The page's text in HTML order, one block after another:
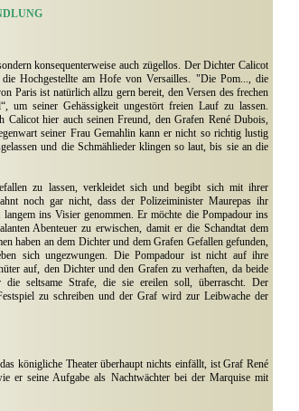
konsequenterweise auch zügellos. Der Dichter Calicot
Hochgestellte am Hofe von Versailles. "Die Pom..., die
Paris ist natürlich allzu gern bereit, den Versen des frechen
um seiner Gehässigkeit ungestört freien Lauf zu lassen.
hier auch seinen Freund, den Grafen René Dubois,
seiner Frau Gemahlin kann er nicht so richtig lustig
und die Schmählieder klingen so laut, bis sie an die
zu lassen, verkleidet sich und begibt sich mit ihrer
noch gar nicht, dass der Polizeiminister Maurepas ihr
ins Visier genommen. Er möchte die Pompadour ins
Abenteuer zu erwischen, damit er die Schandtat dem
haben an dem Dichter und dem Grafen Gefallen gefunden,
sich ungezwungen. Die Pompadour ist nicht auf ihre
auf, den Dichter und den Grafen zu verhaften, da beide
seltsame Strafe, die sie ereilen soll, überrascht. Der
zu schreiben und der Graf wird zur Leibwache der
königliche Theater überhaupt nichts einfällt, ist Graf René
er seine Aufgabe als Nachtwächter bei der Marquise mit